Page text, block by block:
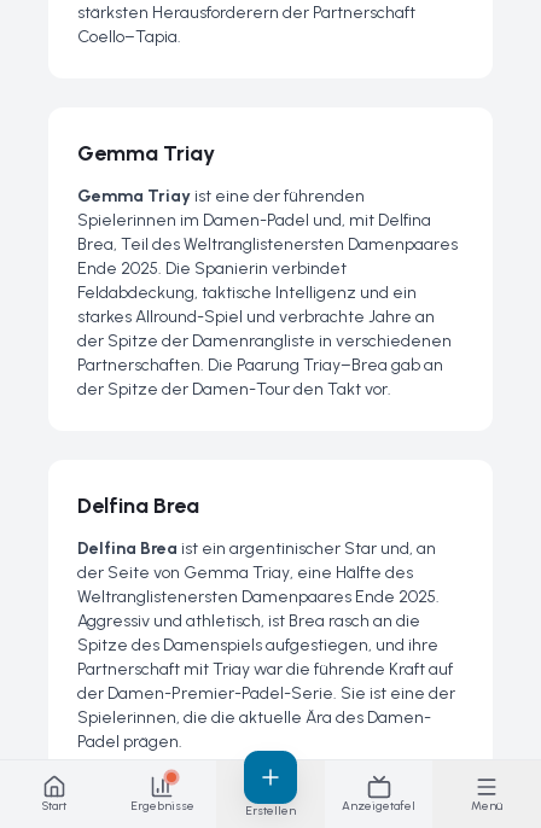
stärksten Herausforderern der Partnerschaft
Coello–Tapia.
Gemma Triay
Gemma Triay ist eine der führenden
Spielerinnen im Damen-Padel und, mit Delfina
Brea, Teil des Weltranglistenersten Damenpaares
Ende 2025. Die Spanierin verbindet
Feldabdeckung, taktische Intelligenz und ein
starkes Allround-Spiel und verbrachte Jahre an
der Spitze der Damenrangliste in verschiedenen
Partnerschaften. Die Paarung Triay–Brea gab an
der Spitze der Damen-Tour den Takt vor.
Delfina Brea
Delfina Brea ist ein argentinischer Star und, an
der Seite von Gemma Triay, eine Hälfte des
Weltranglistenersten Damenpaares Ende 2025.
Aggressiv und athletisch, ist Brea rasch an die
Spitze des Damenspiels aufgestiegen, und ihre
Partnerschaft mit Triay war die führende Kraft auf
der Damen-Premier-Padel-Serie. Sie ist eine der
Spielerinnen, die die aktuelle Ära des Damen-
Padel prägen.
Start Ergebnisse Erstellen Anzeigetafel Menü